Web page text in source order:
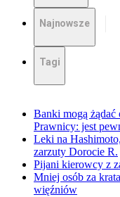
Najnowsze
Tagi
Banki mogą
Prawnicy: jest
Leki na
zarzuty Dorocie R.
Pijani kierowcy z
Mniej osób za
więźniów